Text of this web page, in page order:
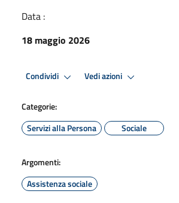
Data :
18 maggio 2026
Condividi Vedi azioni
Categorie:
Servizi alla Persona
Sociale
Argomenti:
Assistenza sociale